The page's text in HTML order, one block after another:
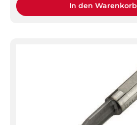
In den Warenkorb